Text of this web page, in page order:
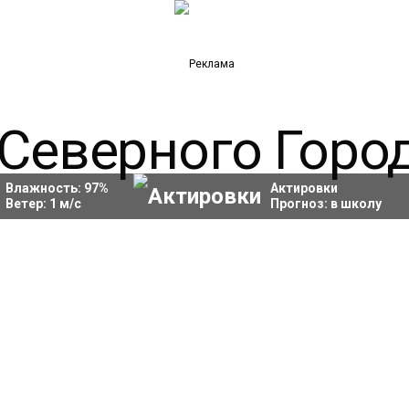
Влажность: 97%
Ветер: 1 м/с
Актировки
Прогноз: в школу